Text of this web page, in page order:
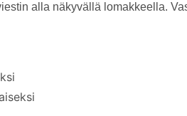
alla näkyvällä lomakkeella.